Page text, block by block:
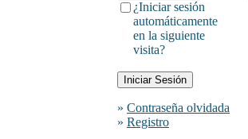
¿Iniciar sesión
automáticamente
en la siguiente
visita?
» Contraseña olvidada
» Registro